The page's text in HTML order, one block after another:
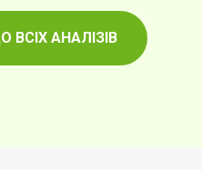
ВСІХ АНАЛІЗІВ